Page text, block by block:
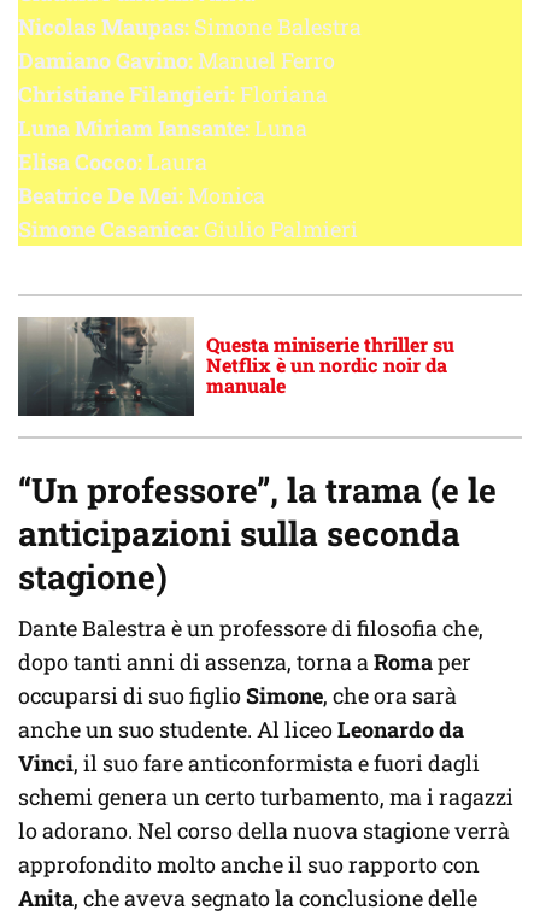
Nicolas Maupas: Simone Balestra
Damiano Gavino: Manuel Ferro
Christiane Filangieri:Floriana
Luna Miriam Iansante:Luna
Elisa Cocco:Laura
Beatrice De Mei: Monica
Simone Casanica:Giulio Palmieri
Questa miniserie thriller su
Netflix è un nordic noir da
manuale
“Un professore”, la trama (e le
anticipazioni sulla seconda
stagione)
Dante Balestra è un professore di filosofia che,
dopo tanti anni di assenza, torna aRomaper
occuparsi di suo figlioSimone, che ora sarà
anche un suo studente. Al liceoLeonardo da
Vinci, il suo fare anticonformista e fuori dagli
schemi genera un certo turbamento, ma i ragazzi
lo adorano. Nel corso della nuova stagione verrà
approfondito molto anche il suo rapporto con
Anita, che aveva segnato la conclusione delle